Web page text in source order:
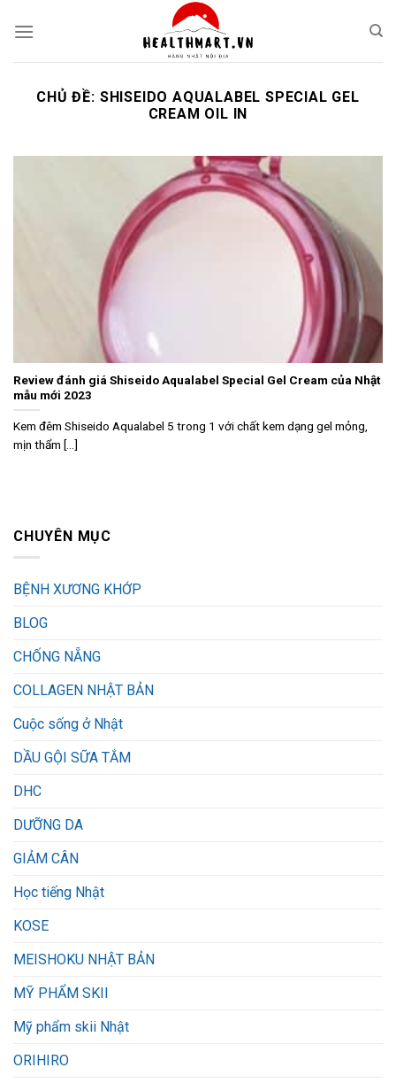
CHỦ ĐỀ: SHISEIDO AQUALABEL SPECIAL GEL
CREAM OIL IN
Review đánh giá Shiseido Aqualabel Special Gel Cream của Nhật
mẫu mới 2023
Kem đêm Shiseido Aqualabel 5 trong 1 với chất kem dạng gel mỏng,
mịn thẩm [...]
CHUYÊN MỤC
BỆNH XƯƠNG KHỚP
BLOG
CHỐNG NẴNG
COLLAGEN NHẬT BẢN
Cuộc sống ở Nhật
DẦU GỘI SỮA TẮM
DHC
DƯỠNG DA
GIẢM CÂN
Học tiếng Nhật
KOSE
MEISHOKU NHẬT BẢN
MỸ PHẨM SKII
Mỹ phẩm skii Nhật
ORIHIRO